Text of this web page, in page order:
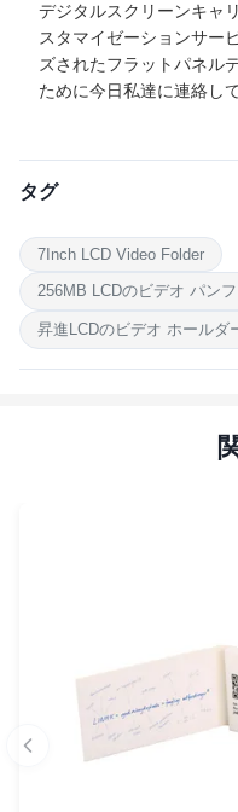
デジタルスクリーンキャ
スタマイゼーションサー
ズされたフラットパネル
ために今日私達に連絡し
タグ
7Inch LCD Video Folder
256MB LCDのビデオ パン
昇進LCDのビデオ ホールダ